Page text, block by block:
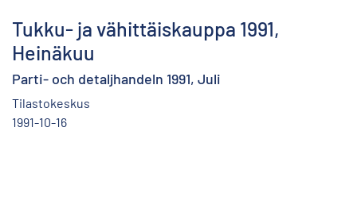
Tukku- ja vähittäiskauppa 1991,
Heinäkuu
Parti- och detaljhandeln 1991, Juli
Tilastokeskus
1991-10-16